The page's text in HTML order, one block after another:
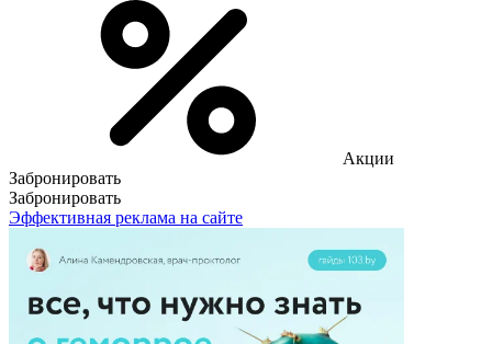
Акции
Забронировать
Забронировать
Эффективная реклама на сайте